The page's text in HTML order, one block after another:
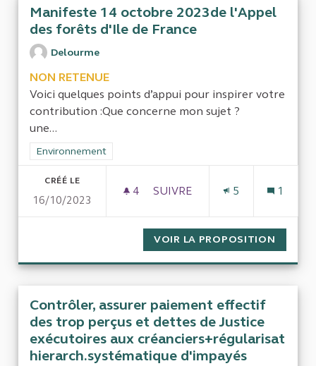
Manifeste 14 octobre 2023de l'Appel
des forêts d'Ile de France
Delourme
NON RETENUE
Voici quelques points d’appui pour inspirer votre
contribution :Que concerne mon sujet ?
une...
Filtrer les résultats de la catégorie : Environnement
Environnement
CRÉÉ LE
16/10/2023
4 4 ABONNÉS
SUIVRE
5 1
VOIR LA PROPOSITION
Contrôler, assurer paiement effectif
des trop perçus et dettes de Justice
exécutoires aux créanciers+régularisat
hierarch.systématique d'impayés